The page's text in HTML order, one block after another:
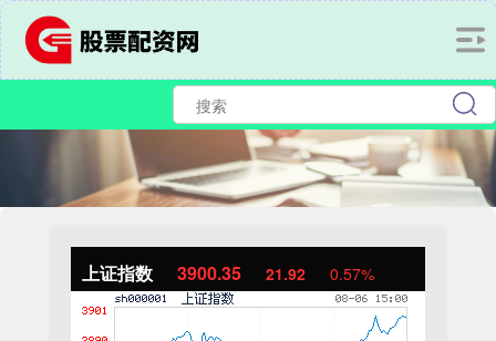
上证指数 3900.35 21.92 0.57%